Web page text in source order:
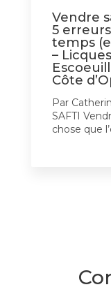
Vendre
5
temps
–
Côte
Par
SAFTI
chose que